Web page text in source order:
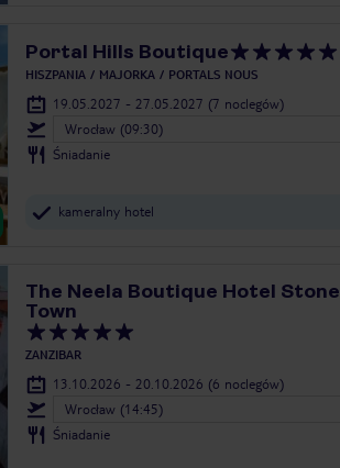
Portal Hills Boutique
HISZPANIA MAJORKA PORTALS NOUS
19.05.2027 - 27.05.2027 (7 noclegów)
Wrocław (09:30)
Śniadanie
kameralny hotel
The Neela Boutique Hotel Stone
Town
ZANZIBAR
13.10.2026 - 20.10.2026 (6 noclegów)
Wrocław (14:45)
Śniadanie